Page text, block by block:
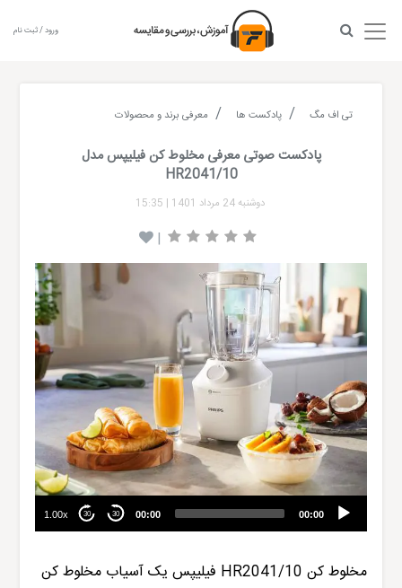
ورود / ثبت نام
تی اف مگ پادکست ها معرفی برند و محصولات
پادکست صوتی معرفی مخلوط کن فیلیپس مدل
HR2041/10
دوشنبه 24 مرداد 1401 |
15:35
|
00:00
00:00
30
30
1.00x
مخلوط کن HR2041/10 فیلیپسیک آسیاب مخلوط کن